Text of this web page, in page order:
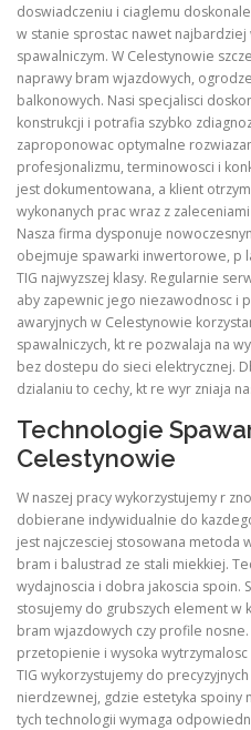
doswiadczeniu i ciaglemu
w stanie sprostac nawet najbardziej
spawalniczym. W Celestynowie
naprawy bram wjazdowych,
balkonowych. Nasi specjalisci
konstrukcji i potrafia szybko
zaproponowac optymalne
profesjonalizmu, terminowosci i
jest dokumentowana, a klient
wykonanych prac wraz z
Nasza firma dysponuje
obejmuje spawarki inwertorowe, p
TIG najwyzszej klasy. Regularnie
aby zapewnic jego niezawodnosc i
awaryjnych w Celestynowie
spawalniczych, kt re pozwalaja na
bez dostepu do sieci elektrycznej.
dzialaniu to cechy, kt re wyr zniaja
Technologie
Celestynowie
W naszej pracy wykorzystujemy r
dobierane indywidualnie do
jest najczesciej stosowana metoda
bram i balustrad ze stali miekkiej.
wydajnoscia i dobra jakoscia spoin.
stosujemy do grubszych element w
bram wjazdowych czy profile
przetopienie i wysoka
TIG wykorzystujemy do
nierdzewnej, gdzie estetyka spoiny
tych technologii wymaga